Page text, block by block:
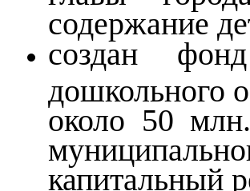
содержание
создан
дошкольного
около 50
капитальный